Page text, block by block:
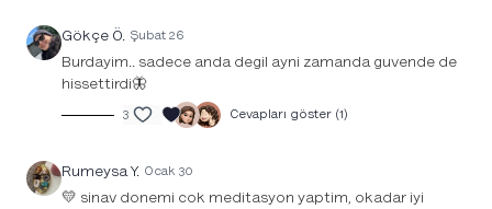
Gökçe Ö. Şubat 26
Burdayim.. sadece anda degil ayni zamanda guvende de
hissettirdi🦋
3 Cevapları göster (1)
Rumeysa Y. Ocak 30
💛 sinav donemi cok meditasyon yaptim, okadar iyi